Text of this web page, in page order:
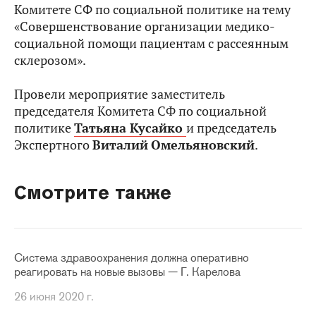
Комитете СФ по социальной политике на тему
«Совершенствование организации медико-
социальной помощи пациентам с рассеянным
склерозом».
Провели мероприятие заместитель
председателя Комитета СФ по социальной
политикеТатьяна Кусайко и председатель
ЭкспертногоВиталийОмельяновский.
Смотрите также
Система здравоохранения должна оперативно
реагировать на новые вызовы — Г. Карелова
26 июня 2020 г.